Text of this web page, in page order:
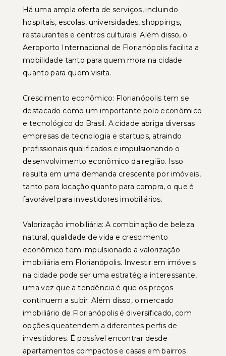
Há uma ampla oferta de serviços, incluindo
hospitais, escolas, universidades, shoppings,
restaurantes e centros culturais. Além disso, o
Aeroporto Internacional de Florianópolis facilita a
mobilidade tanto para quem mora na cidade
quanto para quem visita.
Crescimento econômico: Florianópolis tem se
destacado como um importante polo econômico
e tecnológico do Brasil. A cidade abriga diversas
empresas de tecnologia e startups, atraindo
profissionais qualificados e impulsionando o
desenvolvimento econômico da região. Isso
resulta em uma demanda crescente por imóveis,
tanto para locação quanto para compra, o que é
favorável para investidores imobiliários.
Valorização imobiliária: A combinação de beleza
natural, qualidade de vida e crescimento
econômico tem impulsionado a valorização
imobiliária em Florianópolis. Investir em imóveis
na cidade pode ser uma estratégia interessante,
uma vez que a tendência é que os preços
continuem a subir. Além disso, o mercado
imobiliário de Florianópolis é diversificado, com
opções queatendem a diferentes perfis de
investidores. É possível encontrar desde
apartamentos compactos e casas em bairros